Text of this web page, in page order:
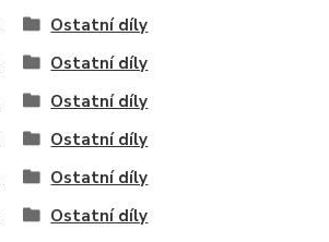
Ostatní díly
Ostatní díly
Ostatní díly
Ostatní díly
Ostatní díly
Ostatní díly